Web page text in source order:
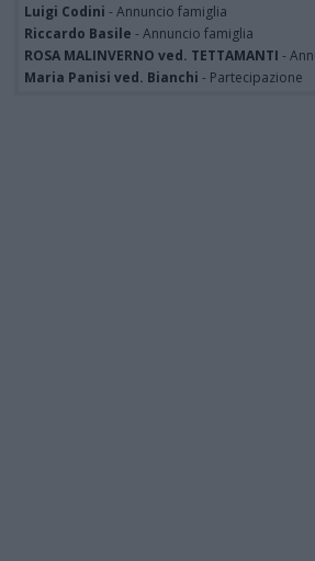
Luigi Codini - Annuncio famiglia
Riccardo Basile - Annuncio famiglia
ROSA MALINVERNO ved. TETTAMANTI -
Maria Panisi ved. Bianchi - Partecipazione